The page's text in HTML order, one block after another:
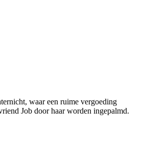
waar een ruime vergoeding
Job door haar worden ingepalmd.